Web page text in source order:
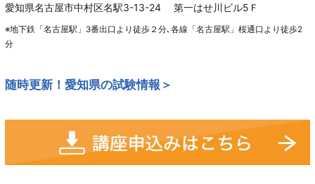
愛知県名古屋市中村区名駅3-13-24 第一はせ川ビル5Ｆ
※地下鉄「名古屋駅」3番出口より徒歩２分､各線「名古屋駅」桜通口より徒歩2
分
随時更新！愛知県の試験情報＞